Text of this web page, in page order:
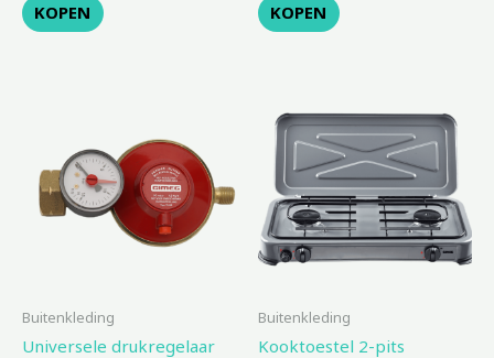
KOPEN KOPEN
Buitenkleding
Universele drukregelaar
Buitenkleding
Kooktoestel 2-pits